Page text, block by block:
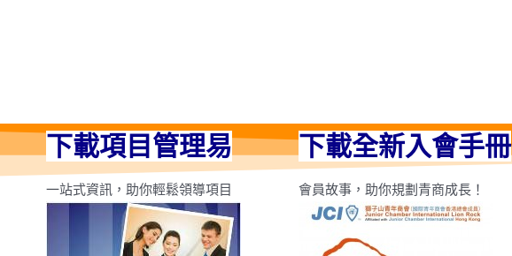
下載項目管理易
一站式資訊，助你輕鬆領導項目
下載全新入會手冊
會員故事，助你規劃青商成長！